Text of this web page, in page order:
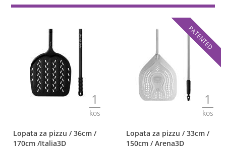
1
kos
Lopata za pizzu / 36cm /
170cm /Italia3D
1
kos
PATENTED
Lopata za pizzu / 33cm /
150cm / Arena3D